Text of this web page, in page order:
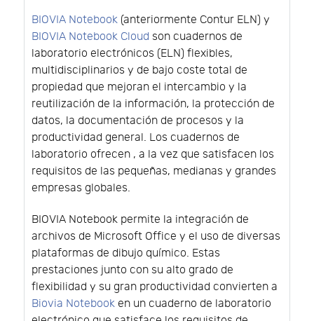
BIOVIA Notebook (anteriormente Contur ELN) y
BIOVIA Notebook Cloud son cuadernos de
laboratorio electrónicos (ELN) flexibles,
multidisciplinarios y de bajo coste total de
propiedad que mejoran el intercambio y la
reutilización de la información, la protección de
datos, la documentación de procesos y la
productividad general. Los cuadernos de
laboratorio ofrecen , a la vez que satisfacen los
requisitos de las pequeñas, medianas y grandes
empresas globales.
BIOVIA Notebook permite la integración de
archivos de Microsoft Office y el uso de diversas
plataformas de dibujo químico. Estas
prestaciones junto con su alto grado de
flexibilidad y su gran productividad convierten a
Biovia Notebook en un cuaderno de laboratorio